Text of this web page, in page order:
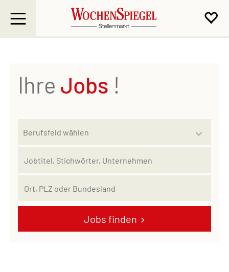
Ihre Jobs !
Jobs finden